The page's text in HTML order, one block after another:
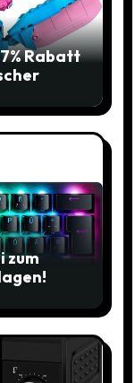
Rabatt
zum